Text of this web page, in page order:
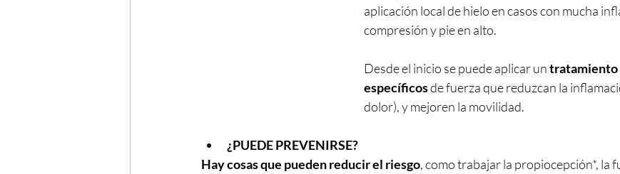
aplicación local de hielo en casos con mucha
compresión y pie en alto.
Desde el inicio se puede aplicar un tratamiento
específicos de fuerza que reduzcan la
dolor), y mejoren la movilidad.
¿PUEDE PREVENIRSE?
Hay cosas que pueden reducir el riesgo, como trabajar la propiocepción*, la